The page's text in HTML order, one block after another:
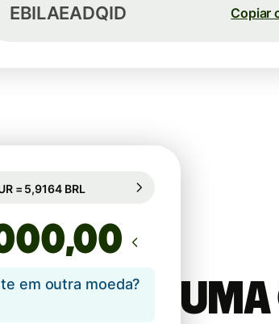
EBILAEADQID Copiar
garantido por 36h
,00
em outra moeda?